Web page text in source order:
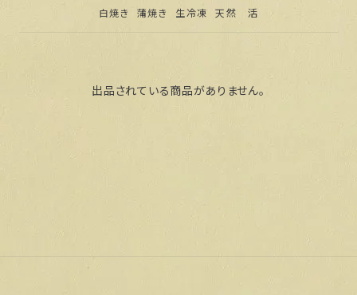
白焼き 蒲焼き 生冷凍 天然 活
出品されている商品がありません。